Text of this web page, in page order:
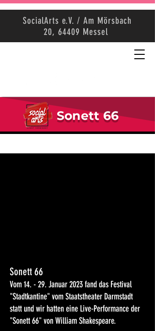
SocialArts e.V. / Am Mörsbach
20, 64409 Messel
Sonett 66
Sonett 66
Vom 14. - 29. Januar 2023 fanddas Festival
"Stadtkantine" vom Staatstheater Darmstadt
statt und wir hatten eine Live-Performance der
"Sonett 66" von William Shakespeare.